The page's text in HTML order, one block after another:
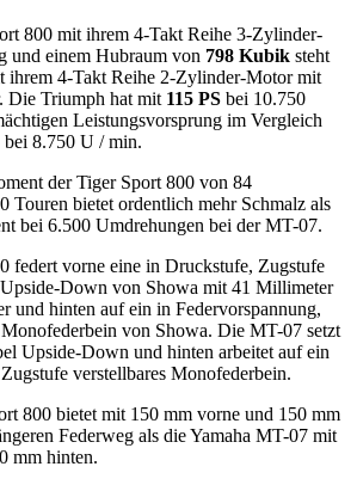
800 mit ihrem 4-Takt Reihe 3-Zylinder-
und einem Hubraum von 798 Kubik steht
ihrem 4-Takt Reihe 2-Zylinder-Motor mit
Die Triumph hat mit 115 PS bei 10.750
Leistungsvorsprung im Vergleich
bei 8.750 U / min.
der Tiger Sport 800 von 84
Touren bietet ordentlich mehr Schmalz als
bei 6.500 Umdrehungen bei der MT-07.
federt vorne eine in Druckstufe, Zugstufe
Down von Showa mit 41 Millimeter
und hinten auf ein in Federvorspannung,
von Showa. Die MT-07 setzt
Upside-Down und hinten arbeitet auf ein
verstellbares Monofederbein.
800 bietet mit 150 mm vorne und 150 mm
Federweg als die Yamaha MT-07 mit
mm hinten.